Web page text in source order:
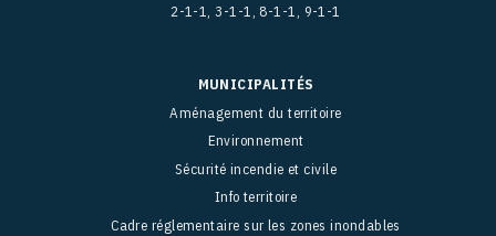
2-1-1, 3-1-1, 8-1-1, 9-1-1
MUNICIPALITÉS
Aménagement du territoire
Environnement
Sécurité incendie et civile
Info territoire
Cadre réglementaire sur les zones inondables